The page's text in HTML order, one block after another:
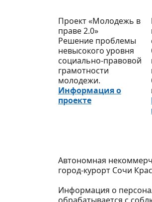
Проект «Молодежь в
праве 2.0»
Решение проблемы
невысокого уровня
социально-правовой
грамотности
молодежи.
Информация о
проекте
Автономная
город-курорт Сочи
Информация о